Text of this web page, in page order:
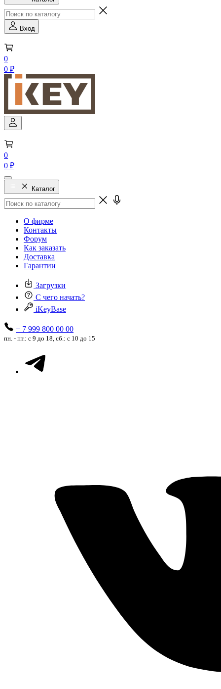
Вход
0
0 ₽
0
0 ₽
Каталог
О фирме
Контакты
Форум
Как заказать
Доставка
Гарантии
Загрузки
С чего начать?
iKeyBase
+ 7 999 800 00 00
пн. - пт.: с 9 до 18, сб.: с 10 до 15